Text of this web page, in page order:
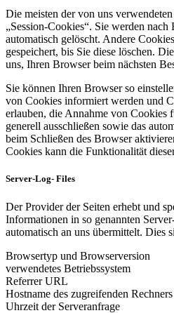
Die meisten der von uns
„Session-Cookies“. Sie werden nach
automatisch gelöscht. Andere
gespeichert, bis Sie diese löschen.
uns, Ihren Browser beim nächsten
Sie können Ihren Browser so
von Cookies informiert werden und
erlauben, die Annahme von Cookies
generell ausschließen sowie das
beim Schließen des Browser
Cookies kann die Funktionalität
Server-Log- Files
Der Provider der Seiten erhebt und
Informationen in so genannten
automatisch an uns übermittelt. Dies
Browsertyp und Browserversion
verwendetes Betriebssystem
Referrer URL
Hostname des zugreifenden Rechners
Uhrzeit der Serveranfrage